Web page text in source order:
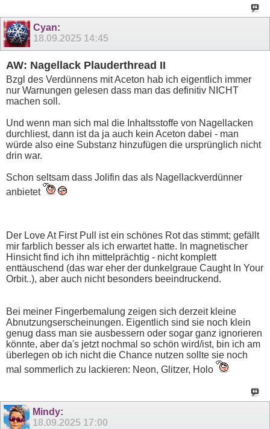
Cyan:
18.09.2025 14:45
AW: Nagellack Plauderthread II
Bzgl des Verdünnens mit Aceton hab ich eigentlich immer
nur Warnungen gelesen dass man das definitiv NICHT
machen soll.
Und wenn man sich mal die Inhaltsstoffe von Nagellacken
durchliest, dann ist da ja auch kein Aceton dabei - man
würde also eine Substanz hinzufügen die ursprünglich nicht
drin war.
Schon seltsam dass Jolifin das als Nagellackverdünner
anbietet
Der Love At First Pull ist ein schönes Rot das stimmt; gefällt
mir farblich besser als ich erwartet hatte. In magnetischer
Hinsicht find ich ihn mittelprächtig - nicht komplett
enttäuschend (das war eher der dunkelgraue Caught In Your
Orbit..), aber auch nicht besonders beeindruckend.
Bei meiner Fingerbemalung zeigen sich derzeit kleine
Abnutzungserscheinungen. Eigentlich sind sie noch klein
genug dass man sie ausbessern oder sogar ganz ignorieren
könnte, aber da's jetzt nochmal so schön wird/ist, bin ich am
überlegen ob ich nicht die Chance nutzen sollte sie noch
mal sommerlich zu lackieren: Neon, Glitzer, Holo
Mindy:
18.09.2025 17:00